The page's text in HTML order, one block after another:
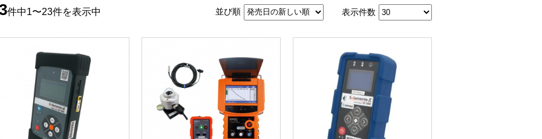
件中1〜23件を表示中 並び順 表示件数